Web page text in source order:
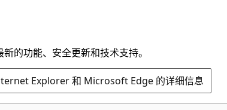
的功能、安全更新和技术支持。
Explorer 和 Microsoft Edge 的详细信息